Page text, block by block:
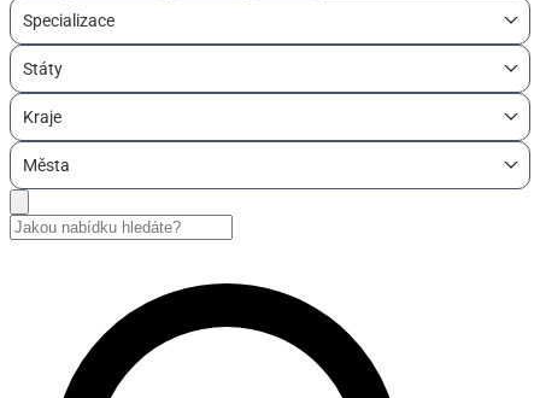
Specializace
Státy
Kraje
Města